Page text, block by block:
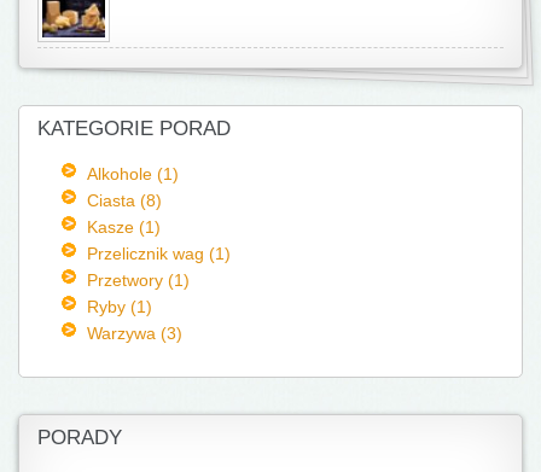
KATEGORIE PORAD
Alkohole (1)
Ciasta (8)
Kasze (1)
Przelicznik wag (1)
Przetwory (1)
Ryby (1)
Warzywa (3)
PORADY